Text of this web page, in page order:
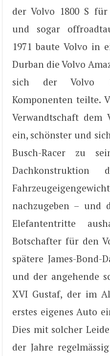
der Volvo 1800 S
und sogar
1971 baute Volvo in
Durban die Volvo
sich der Volvo
Komponenten teilte.
Verwandtschaft dem
ein, schönster und
Busch-Racer zu
Dachkonstruktion
nachzugeben – und
Elefantentritte
Botschafter für den
spätere James-Bond-
und der angehende
XVI Gustaf, der im
erstes eigenes Auto
Dies mit solcher
der Jahre